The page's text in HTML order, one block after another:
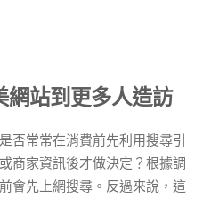
網站到更多人造訪
否常常在消費前先利用搜尋引
商家資訊後才做決定？根據調
會先上網搜尋。反過來說，這